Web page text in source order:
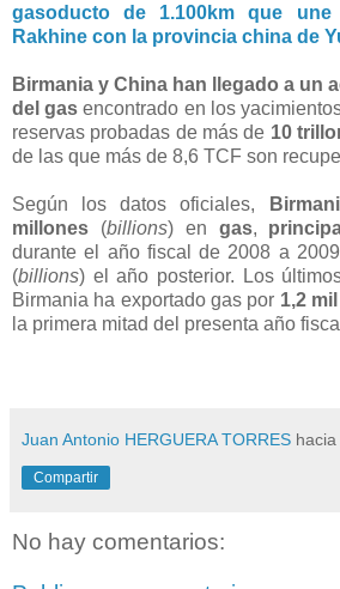
gasoducto de 1.100km que
Rakhine con la provincia china de
Birmania y China han llegado a un
del gas encontrado en los
reservas probadas de más de 10
de las que más de 8,6 TCF son
Según los datos oficiales,
millones (billions) en gas,
durante el año fiscal de 2008 a
(billions) el año posterior. Los
Birmania ha exportado gas por 1,2
la primera mitad del presenta año
Juan Antonio HERGUERA TORRES
Compartir
No hay comentarios: